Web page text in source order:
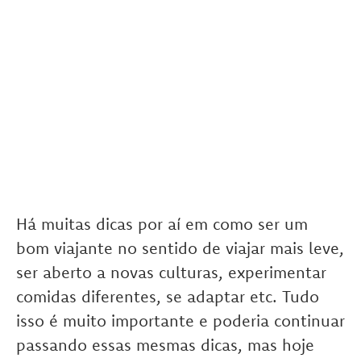
Há muitas dicas por aí em como ser um
bom viajante no sentido de viajar mais leve,
ser aberto a novas culturas, experimentar
comidas diferentes, se adaptar etc. Tudo
isso é muito importante e poderia continuar
passando essas mesmas dicas, mas hoje